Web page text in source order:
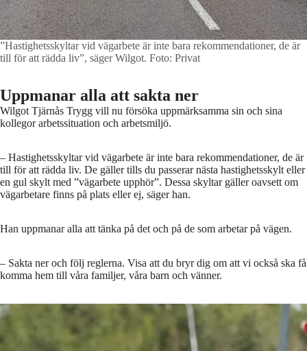
”Hastighetsskyltar vid vägarbete är inte bara rekommendationer, de är
till för att rädda liv”, säger Wilgot. Foto: Privat
Uppmanar alla att sakta ner
Wilgot Tjärnås Trygg vill nu försöka uppmärksamma sin och sina
kollegor arbetssituation och arbetsmiljö.
– Hastighetsskyltar vid vägarbete är inte bara rekommendationer, de är
till för att rädda liv. De gäller tills du passerar nästa hastighetsskylt eller
en gul skylt med ”vägarbete upphör”. Dessa skyltar gäller oavsett om
vägarbetare finns på plats eller ej, säger han.
Han uppmanar alla att tänka på det och på de som arbetar på vägen.
– Sakta ner och följ reglerna. Visa att du bryr dig om att vi också ska få
komma hem till våra familjer, våra barn och vänner.